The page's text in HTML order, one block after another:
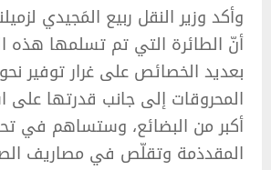
وأكد وزير النقل ربيع المَجيدي
أنّ الطائرة التي تم تسلمها هذه
المحروقات إلى جانب قدرتها على
أكبر من البضائع، وستساهم في
المقدذمة وتقلّص في مصاريف